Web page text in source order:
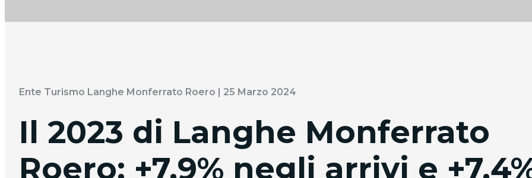
Ente Turismo Langhe Monferrato Roero | 25 Marzo 2024
Il 2023 di Langhe Monferrato
Roero: +7,9% negli arrivi e